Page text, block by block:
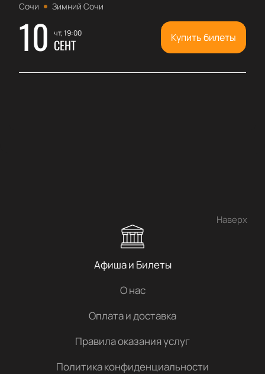
Сочи Зимний Сочи
10 чт, 19:00
СЕНТ Купить билеты
Наверх
Афиша и Билеты
О нас
Оплата и доставка
Правила оказания услуг
Политика конфиденциальности